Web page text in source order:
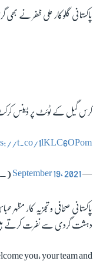
پاکستانی گلوکار علی ظفر نے
کرس گیل کے ٹوئٹ پر ڈینس
t.co/1lKLC6OPom
— Dennis (@DennisCricket_)
September 19, 2021
پاکستانی صحافی و تجزیہ کار
دہشت گردی سے نفرت کرتے
you, your team and